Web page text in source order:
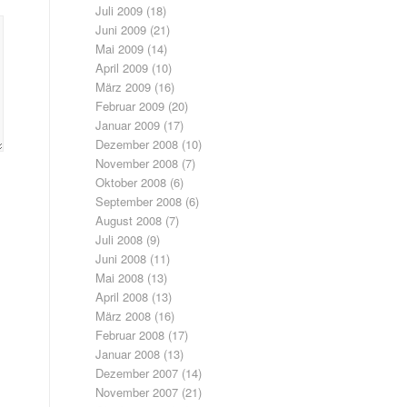
Juli 2009 (18)
Juni 2009 (21)
Mai 2009 (14)
April 2009 (10)
März 2009 (16)
Februar 2009 (20)
Januar 2009 (17)
Dezember 2008 (10)
November 2008 (7)
Oktober 2008 (6)
September 2008 (6)
August 2008 (7)
Juli 2008 (9)
Juni 2008 (11)
Mai 2008 (13)
April 2008 (13)
März 2008 (16)
Februar 2008 (17)
Januar 2008 (13)
Dezember 2007 (14)
November 2007 (21)